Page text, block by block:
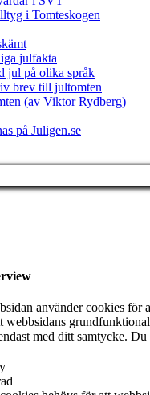
i Tomteskogen
julfakta
jul på olika språk
brev till jultomten
(av Viktor Rydberg)
på Juligen.se
använder cookies för
webbsidans
med ditt samtycke.